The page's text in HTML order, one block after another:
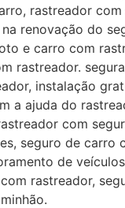
rastreador
renovação do
e carro com
rastreador.
instalação
a ajuda do
com
seguro de
de
rastreador,